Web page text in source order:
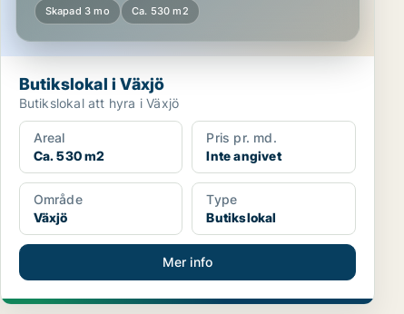
Skapad 3 mo Ca. 530 m2
Butikslokal i Växjö
Butikslokal att hyra i Växjö
Areal
Ca. 530 m2
Pris pr. md.
Inte angivet
Område
Växjö
Type
Butikslokal
Mer info